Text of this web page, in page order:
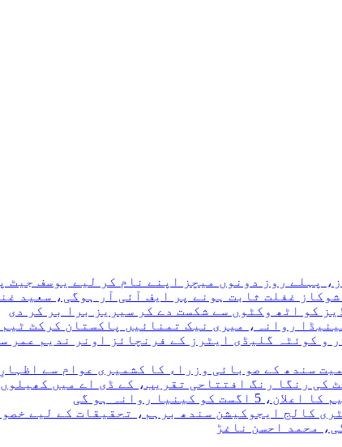
کو اٹھ وکٹوں سے شکست دے کر سیریز برا بر کر دی
کوئٹہ گلیڈی ایٹرز کے فرنچائز اونر ندیم عمر
سندھ کے صوبائی وزراء کا کشمیری عوام سے
کی رنگا رنگ افتتاحی تقریب، کے ڈی اے میں
کالج ایجوکیشن سندھ برہم، تحقیقات کے لیے
محمد احسن ناغڑ